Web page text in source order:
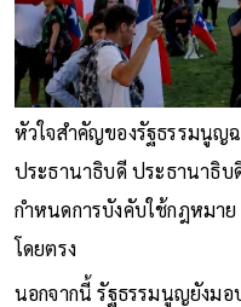
หัวใจสำคัญของรัฐธรรมนูญ
ประธานาธิบดี ประธานาธิบ
กำหนดการบังคับใช้กฎหมา
โดยตรง
นอกจากนี้ รัฐธรรมนูญยังม